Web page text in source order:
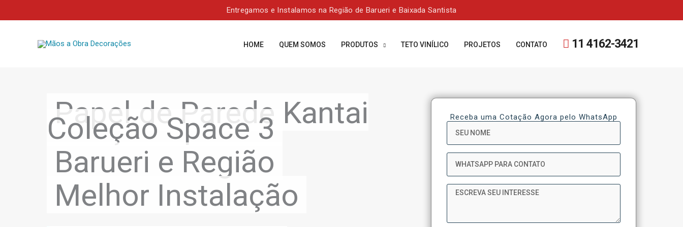
to
Entregamos e Instalamos na Região de Barueri e Baixada Santista
HOME QUEM SOMOS PRODUTOS TETO VINÍLICO PROJETOS CONTATO 11 4162-3421
Papel de Parede Kantai
Coleção Space 3
Barueri e Região
Melhor Instalação
Receba uma Cotação Agora pelo WhatsApp
Mensagem